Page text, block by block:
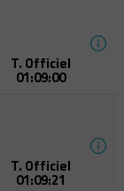
T. Officiel
01:09:00
T. Officiel
01:09:21